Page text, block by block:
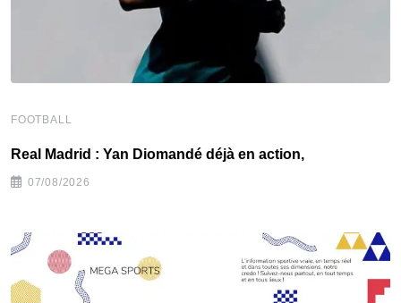
FOOTBALL
Real Madrid : Yan Diomandé déjà en action,
07/08/2026